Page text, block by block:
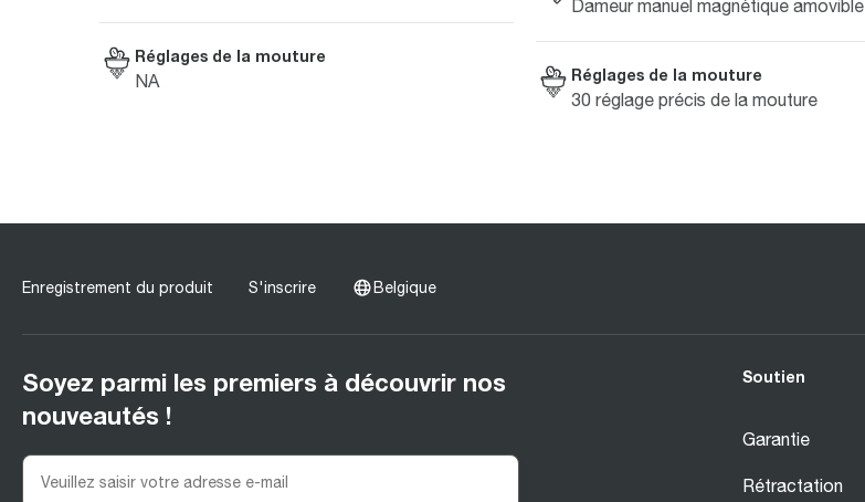
Réglages de la mouture
NA
Dameur manuel magnétique amovible
Réglages de la mouture
30 réglage précis de la mouture
Enregistrement du produit S'inscrire Belgique
Soyez parmi les premiers à découvrir nos
nouveautés !
Soutien
Garantie
Rétractation